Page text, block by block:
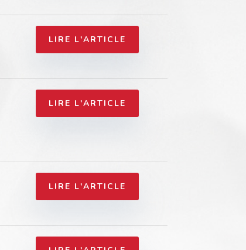
LIRE L'ARTICLE
LIRE L'ARTICLE
LIRE L'ARTICLE